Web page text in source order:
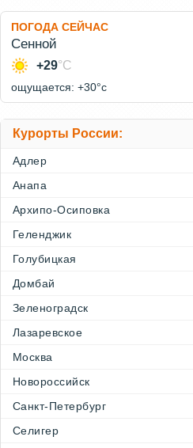
ПОГОДА СЕЙЧАС
Сенной
+29°C
ощущается: +30°c
Курорты России:
Адлер
Анапа
Архипо-Осиповка
Геленджик
Голубицкая
Домбай
Зеленоградск
Лазаревское
Москва
Новороссийск
Санкт-Петербург
Селигер